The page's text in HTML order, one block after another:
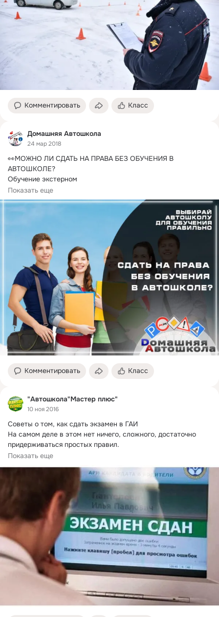
Комментировать Класс
Домашняя Автошкола
24 мар 2018
👀МОЖНО ЛИ СДАТЬ НА ПРАВА БЕЗ ОБУЧЕНИЯ В
АВТОШКОЛЕ?
Обучение экстерном
До введенных изменений в правила сдачи экзамена на
права, теоретическую...
Показать еще
Комментировать Класс
"Автошкола"Мастер плюс"
10 ноя 2016
Советы о том, как сдать экзамен в ГАИ
На самом деле в этом нет ничего, сложного, достаточно
придерживаться простых правил.
На теории:
Показать еще